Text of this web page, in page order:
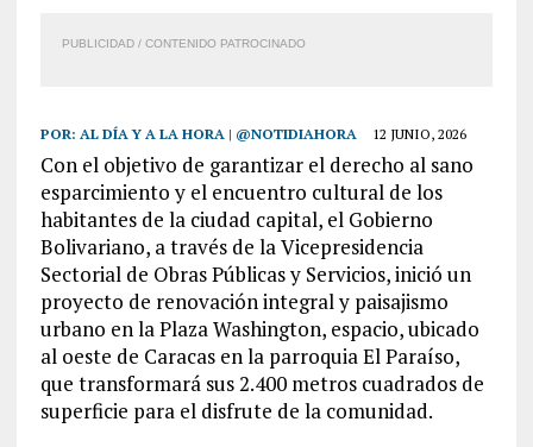
PUBLICIDAD / CONTENIDO PATROCINADO
POR: AL DÍA Y A LA HORA | @NOTIDIAHORA 12 JUNIO, 2026
Con el objetivo de garantizar el derecho al sano
esparcimiento y el encuentro cultural de los
habitantes de la ciudad capital, el Gobierno
Bolivariano, a través de la Vicepresidencia
Sectorial de Obras Públicas y Servicios, inició un
proyecto de renovación integral y paisajismo
urbano en la Plaza Washington, espacio, ubicado
al oeste de Caracas en la parroquia El Paraíso,
que transformará sus 2.400 metros cuadrados de
superficie para el disfrute de la comunidad.